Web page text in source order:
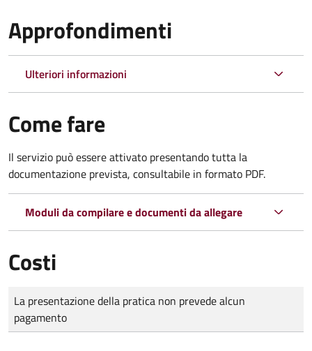
Approfondimenti
Ulteriori informazioni
Come fare
Il servizio può essere attivato presentando tutta la
documentazione prevista, consultabile in formato PDF.
Moduli da compilare e documenti da allegare
Costi
Tipo di pagamento
Importo
La presentazione della pratica non prevede alcun
pagamento